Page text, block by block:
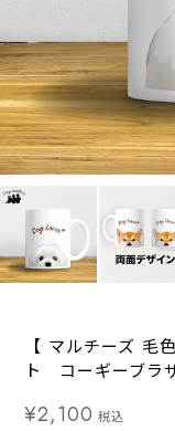
【 マルチーズ
ト コーギーブ
¥2,100 税込